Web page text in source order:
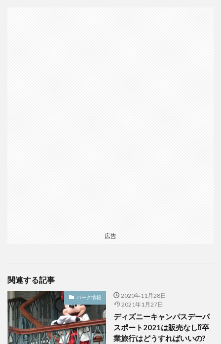
広告
関連する記事
パーク情報
2020年11月28日
2021年1月27日
ディズニーキャンパスデーパ
スポート2021は販売なし⁉卒
業旅行はどうすればいいの?